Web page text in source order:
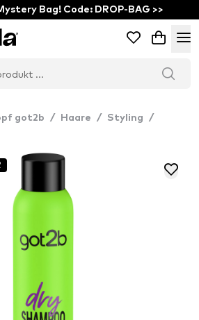
Bag! Code: DROP-BAG >>
got2b / Haare / Styling
/